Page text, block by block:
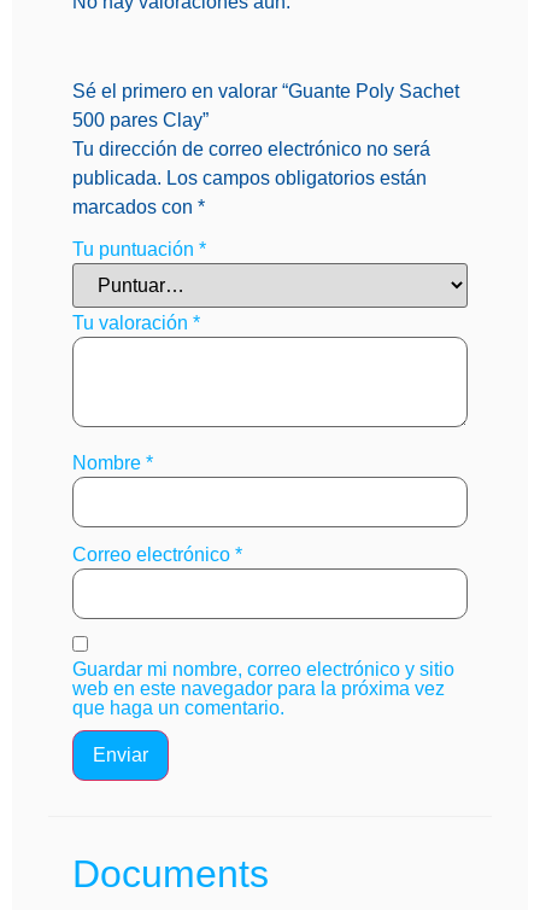
Sé el primero en valorar “Guante Poly Sachet
500 pares Clay”
Tu dirección de correo electrónico no será
publicada. Los campos obligatorios están
marcados con *
Tu puntuación *
Tu valoración *
Nombre *
Correo electrónico *
Guardar mi nombre, correo electrónico y sitio
web en este navegador para la próxima vez
que haga un comentario.
Documents